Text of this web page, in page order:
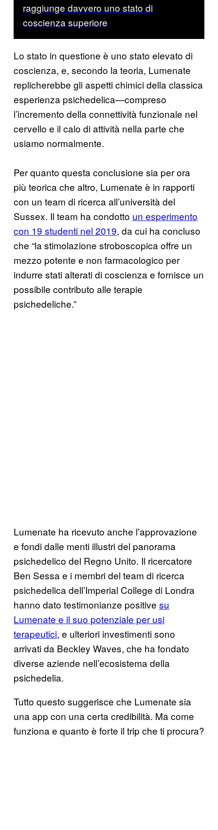
raggiunge davvero uno stato di
coscienza superiore
Lo stato in questione è uno stato elevato di
coscienza, e, secondo la teoria, Lumenate
replicherebbe gli aspetti chimici della classica
esperienza psichedelica—compreso
l’incremento della connettività funzionale nel
cervello e il calo di attività nella parte che
usiamo normalmente.
Per quanto questa conclusione sia per ora
più teorica che altro, Lumenate è in rapporti
con un team di ricerca all’università del
Sussex. Il team ha condotto un esperimento
con 19 studenti nel 2019, da cui ha concluso
che “la stimolazione stroboscopica offre un
mezzo potente e non farmacologico per
indurre stati alterati di coscienza e fornisce un
possibile contributo alle terapie
psichedeliche.”
Lumenate ha ricevuto anche l’approvazione
e fondi dalle menti illustri del panorama
psichedelico del Regno Unito. Il ricercatore
Ben Sessa e i membri del team di ricerca
psichedelica dell’Imperial College di Londra
hanno dato testimonianze positive su
Lumenate e il suo potenziale per usi
terapeutici, e ulteriori investimenti sono
arrivati da Beckley Waves, che ha fondato
diverse aziende nell’ecosistema della
psichedelia.
Tutto questo suggerisce che Lumenate sia
una app con una certa credibilità. Ma come
funziona e quanto è forte il trip che ti procura?